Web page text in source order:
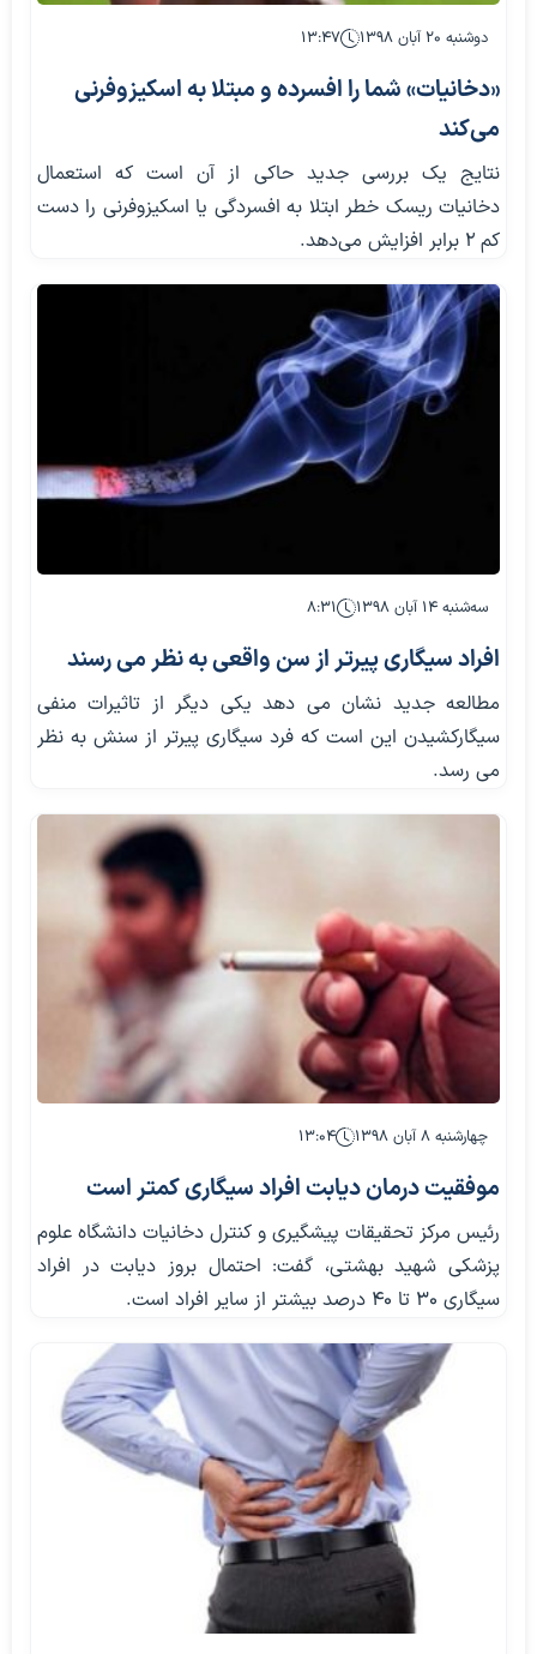
دوشنبه ۲۰ آبان ۱۳۹۸ ۱۳:۴۷
«دخانیات» شما را افسرده و مبتلا به اسکیزوفرنی
می‌کند
نتایج یک بررسی جدید حاکی از آن است که استعمال
دخانیات ریسک خطر ابتلا به افسردگی یا اسکیزوفرنی را دست
کم 2 برابر افزایش می‌دهد.
سه‌شنبه ۱۴ آبان ۱۳۹۸ ۸:۳۱
افراد سیگاری پیرتر از سن واقعی به نظر می رسند
مطالعه جدید نشان می دهد یکی دیگر از تاثیرات منفی
سیگارکشیدن این است که فرد سیگاری پیرتر از سنش به نظر
می رسد.
چهارشنبه ۸ آبان ۱۳۹۸ ۱۳:۰۴
موفقیت درمان دیابت افراد سیگاری کمتر است
رئیس مرکز تحقیقات پیشگیری و کنترل دخانیات دانشگاه علوم
پزشکی شهید بهشتی، گفت: احتمال بروز دیابت در افراد
سیگاری ۳۰ تا ۴۰ درصد بیشتر از سایر افراد است.